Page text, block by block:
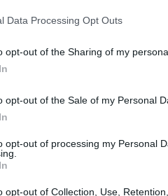
Data Processing Opt Outs
opt-out of the Sharing of my
opt-out of the Sale of my Personal
opt-out of processing my Personal
opt-out of Collection, Use,
Il futuro del salto
Dopo il licenziamento di